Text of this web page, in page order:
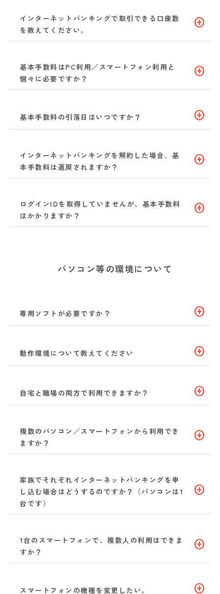
インターネットバンキングで取引できる口座数
を教えてください。
add_circle
基本手数料はPC利用／スマートフォン利用と
個々に必要ですか？
add_circle
基本手数料の引落日はいつですか？ add_circle
インターネットバンキングを解約した場合、基
本手数料は返戻されますか？
add_circle
ログインIDを取得していませんが、基本手数料
はかかりますか？
add_circle
パソコン等の環境について
専用ソフトが必要ですか？ add_circle
動作環境について教えてください add_circle
自宅と職場の両方で利用できますか？ add_circle
複数のパソコン／スマートフォンから利用でき
ますか？
add_circle
家族でそれぞれインターネットバンキングを申
し込む場合はどうするのですか？（パソコンは1
台です）
add_circle
1台のスマートフォンで、複数人の利用はできま
すか？
add_circle
スマートフォンの機種を変更したい。 add_circle